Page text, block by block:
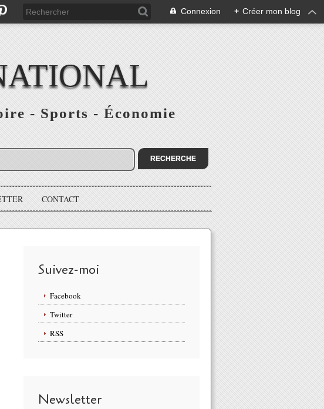
Connexion + Créer mon blog
- Sports - Économie
CONTACT
Suivez-moi
Facebook
Twitter
RSS
Newsletter